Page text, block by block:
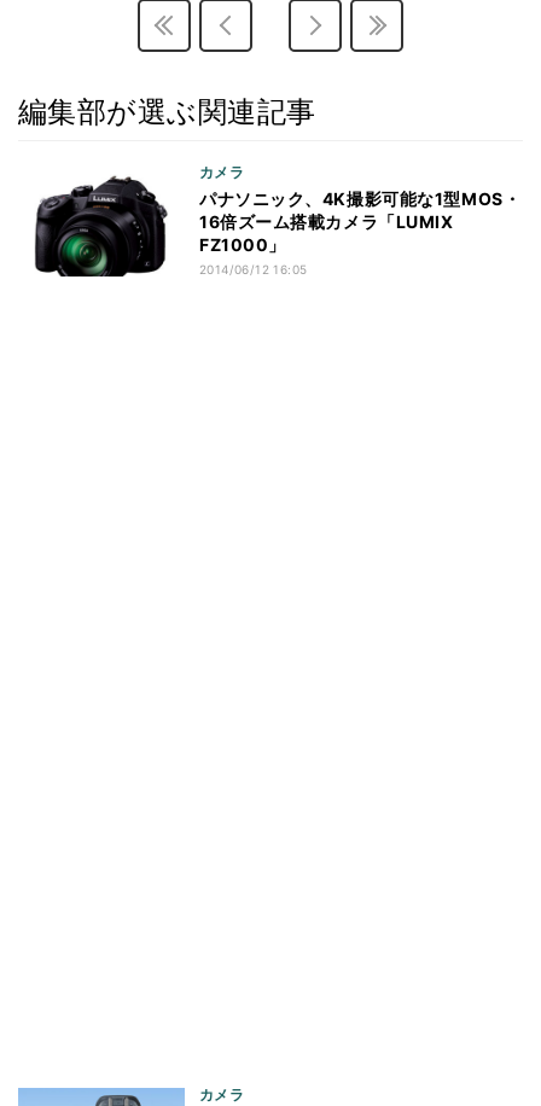
編集部が選ぶ関連記事
カメラ
パナソニック、4K撮影可能な1型MOS・
16倍ズーム搭載カメラ「LUMIX
FZ1000」
2014/06/12 16:05
カメラ